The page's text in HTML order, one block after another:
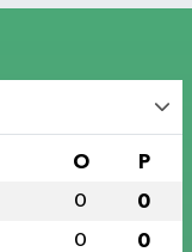
O P
0 0
0 0